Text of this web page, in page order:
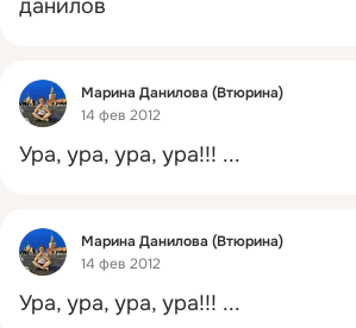
данилов
Фид
Марина Данилова (Втюрина)
14 фев 2012
Ура, ура, ура, ура!!! ...
Фид
Марина Данилова (Втюрина)
14 фев 2012
Ура, ура, ура, ура!!! ...